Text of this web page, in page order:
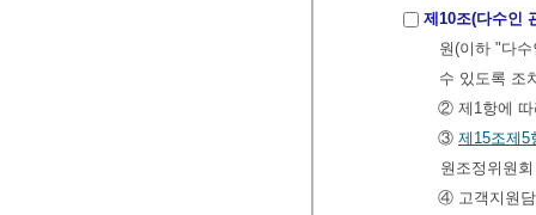
제10조(다수인
원(이하 "다
수 있도록 조
② 제1항에 따
③ 제15조제5
원조정위원
④ 고객지원담